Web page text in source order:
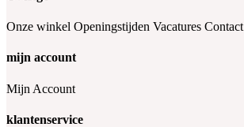
Onze winkel Openingstijden Vacatures Contact
mijn account
Mijn Account
klantenservice